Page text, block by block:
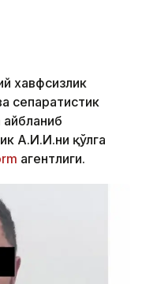
хавфсизлик
сепаратистик
А.И.И.ни қўлга
агентлиги.